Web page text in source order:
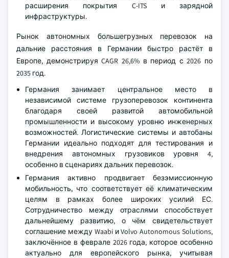
расширения покрытия C-ITS и зарядной
инфраструктуры.
Рынок автономных большегрузных перевозок на
дальние расстояния в Германии быстро растёт в
Европе, демонстрируя CAGR 26,6% в период с 2026 по
2035 год.
Германия занимает центральное место в
независимой системе грузоперевозок континента
благодаря своей развитой автомобильной
промышленности и высокому уровню инженерных
возможностей. Логистические системы и автобаны
Германии идеально подходят для тестирования и
внедрения автономных грузовиков уровня 4,
особенно в сценариях дальних перевозок.
Германия активно продвигает безэмиссионную
мобильность, что соответствует её климатическим
целям в рамках более широких усилий ЕС.
Сотрудничество между отраслями способствует
дальнейшему развитию, о чём свидетельствует
соглашение между Waabi и Volvo Autonomous Solutions,
заключённое в феврале 2026 года, которое особенно
актуально для европейского рынка, учитывая